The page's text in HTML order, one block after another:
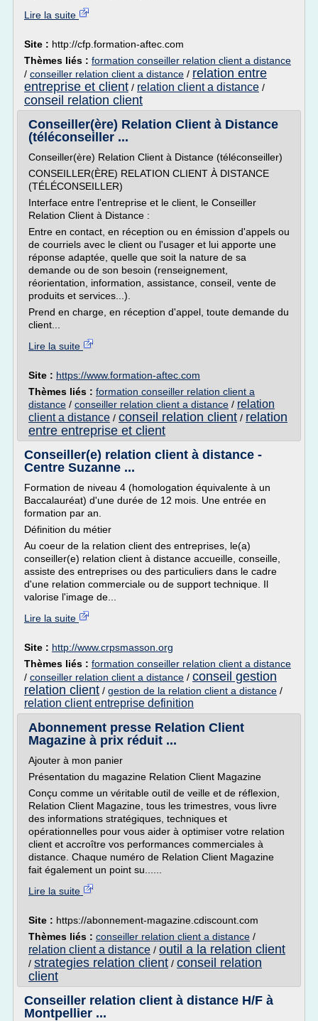
Lire la suite
Site : http://cfp.formation-aftec.com
Thèmes liés : formation conseiller relation client a distance
/ conseiller relation client a distance / relation entre
entreprise et client / relation client a distance /
conseil relation client
Conseiller(ère) Relation Client à Distance
(téléconseiller ...
Conseiller(ère) Relation Client à Distance (téléconseiller)
CONSEILLER(ÈRE) RELATION CLIENT À DISTANCE
(TÉLÉCONSEILLER)
Interface entre l'entreprise et le client, le Conseiller
Relation Client à Distance :
Entre en contact, en réception ou en émission d'appels ou
de courriels avec le client ou l'usager et lui apporte une
réponse adaptée, quelle que soit la nature de sa
demande ou de son besoin (renseignement,
réorientation, information, assistance, conseil, vente de
produits et services...).
Prend en charge, en réception d'appel, toute demande du
client...
Lire la suite
Site : https://www.formation-aftec.com
Thèmes liés : formation conseiller relation client a
distance / conseiller relation client a distance / relation
client a distance / conseil relation client / relation
entre entreprise et client
Conseiller(e) relation client à distance -
Centre Suzanne ...
Formation de niveau 4 (homologation équivalente à un
Baccalauréat) d'une durée de 12 mois. Une entrée en
formation par an.
Définition du métier
Au coeur de la relation client des entreprises, le(a)
conseiller(e) relation client à distance accueille, conseille,
assiste des entreprises ou des particuliers dans le cadre
d'une relation commerciale ou de support technique. Il
valorise l'image de...
Lire la suite
Site : http://www.crpsmasson.org
Thèmes liés : formation conseiller relation client a distance
/ conseiller relation client a distance / conseil gestion
relation client / gestion de la relation client a distance /
relation client entreprise definition
Abonnement presse Relation Client
Magazine à prix réduit ...
Ajouter à mon panier
Présentation du magazine Relation Client Magazine
Conçu comme un véritable outil de veille et de réflexion,
Relation Client Magazine, tous les trimestres, vous livre
des informations stratégiques, techniques et
opérationnelles pour vous aider à optimiser votre relation
client et accroître vos performances commerciales à
distance. Chaque numéro de Relation Client Magazine
fait également un point su......
Lire la suite
Site : https://abonnement-magazine.cdiscount.com
Thèmes liés : conseiller relation client a distance /
relation client a distance / outil a la relation client
/ strategies relation client / conseil relation
client
Conseiller relation client à distance H/F à
Montpellier ...